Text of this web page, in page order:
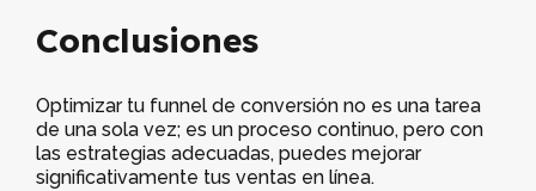
Conclusiones
Optimizar tu funnel de conversión no es una tarea
de una sola vez; es un proceso continuo, pero con
las estrategias adecuadas, puedes mejorar
significativamente tus ventas en línea.